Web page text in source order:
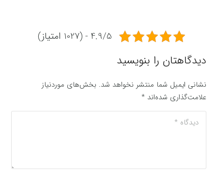
4.9/5 - (1027 امتیاز)
دیدگاهتان را بنویسید
نشانی ایمیل شما منتشر نخواهد شد. بخش‌های موردنیاز
علامت‌گذاری شده‌اند*